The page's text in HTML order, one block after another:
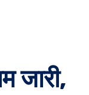
जारी,